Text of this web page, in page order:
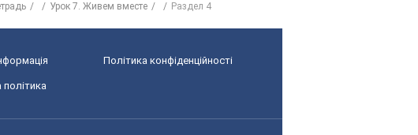
Урок 7. Живем вместе Раздел 4
Політика конфіденційності
політика